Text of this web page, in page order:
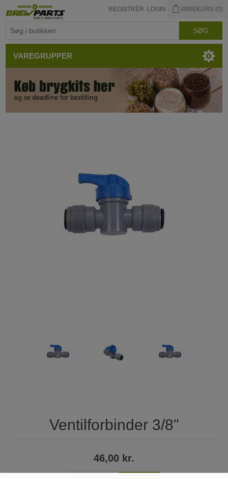
REGISTRÉR LOGIN VAREKURV (0)
VAREGRUPPER
Ventilforbinder 3/8"
46,00 kr.